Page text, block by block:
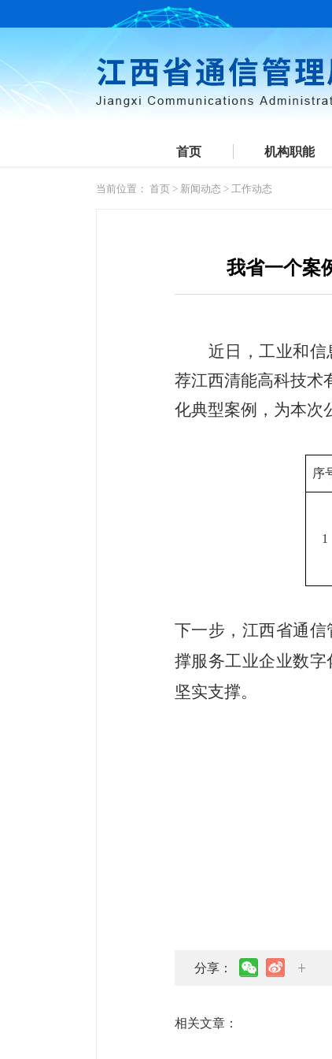
首页 机构职能
当前位置： 首页 > 新闻动态 > 工作动态
我省一个案
近日，工业和
荐江西清能高科技术
化典型案例， 为本次
序
1
下一步，江西省通
撑服务工业企业数
坚实支撑。
分享：
相关文章：